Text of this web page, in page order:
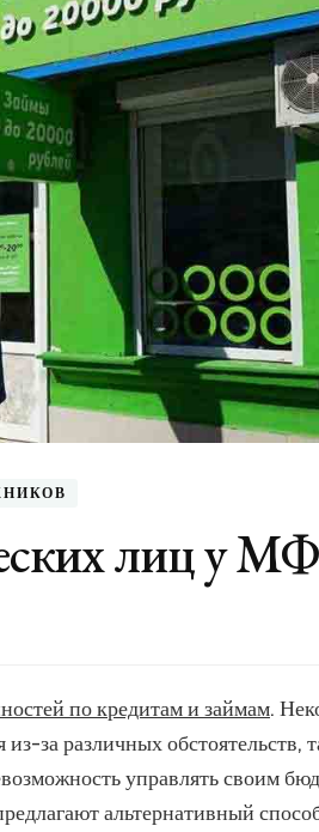
лиц у
по кредитам и займам.
за различных обстоятельств,
управлять своим
альтернативный